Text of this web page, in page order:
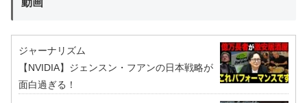
動画
ジャーナリズム
【NVIDIA】ジェンスン・フアンの日本戦略が
面白過ぎる！